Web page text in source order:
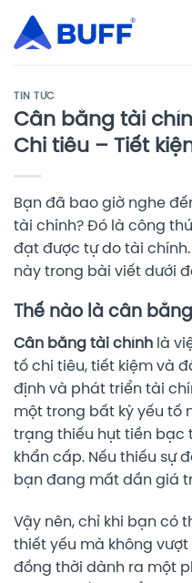
qua
TIN TỨC
Cân bằng tài
Chi tiêu – Tiết
Bạn đã bao giờ nghe
tài chính? Đó là công
đạt được tự do tài
này trong bài viết dưới
Thế nào là cân
Cân bằng tài chính là
tố chi tiêu, tiết kiệm và
định và phát triển tài
một trong bất kỳ yếu tố
trạng thiếu hụt tiền bạc
khẩn cấp. Nếu thiếu sự
bạn đang mất dần giá
Vậy nên, chỉ khi bạn có
thiết yếu mà không
đồng thời dành ra một